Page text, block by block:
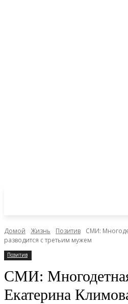
Домой Жизнь Позитив
СМИ:
разводится с третьим мужем
Позитив
СМИ:
Екатерина